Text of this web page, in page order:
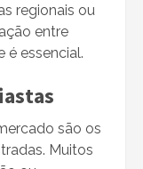
regionais ou
entre
é essencial.
são os
Muitos